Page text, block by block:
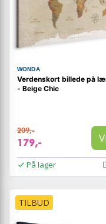
WONDA
Verdenskort billede på
- Beige Chic
209,-
179,-
På lager
TILBUD